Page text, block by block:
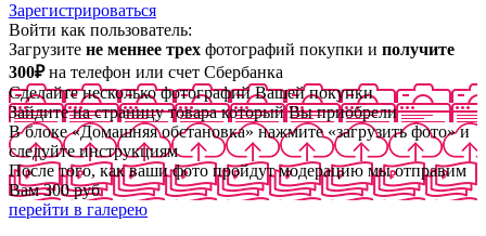
Зарегистрироваться
Войти как пользователь:
Загрузите не меннее трех фотографий покупки и получите
300₽на телефон или счет Сбербанка
Сделайте несколько фотографий Вашей покупки
Зайдите на страницу товара который Вы приобрели
В блоке «Домашняя обстановка» нажмите «загрузить фото» и
следуйте инструкциям
После того, как ваши фото пройдут модерацию мы отправим
Вам 300 руб
перейти в галерею